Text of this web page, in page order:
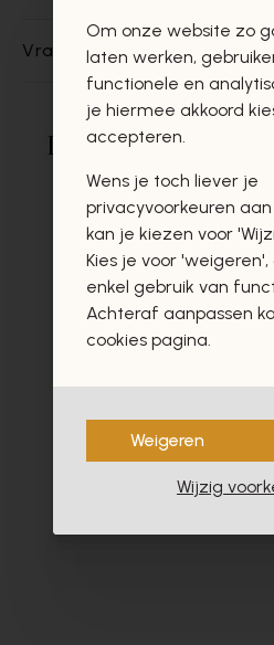
Vragen over dit product?
Deze producten
vast ook
- 30%
Om onze website zo
laten werken,
functionele en
je hiermee akkoord
accepteren.
Wens je toch liever je
privacyvoorkeuren
kan je kiezen voor
Kies je voor
enkel gebruik van
Achteraf aanpassen
cookies pagina.
Weigeren
Wijzig